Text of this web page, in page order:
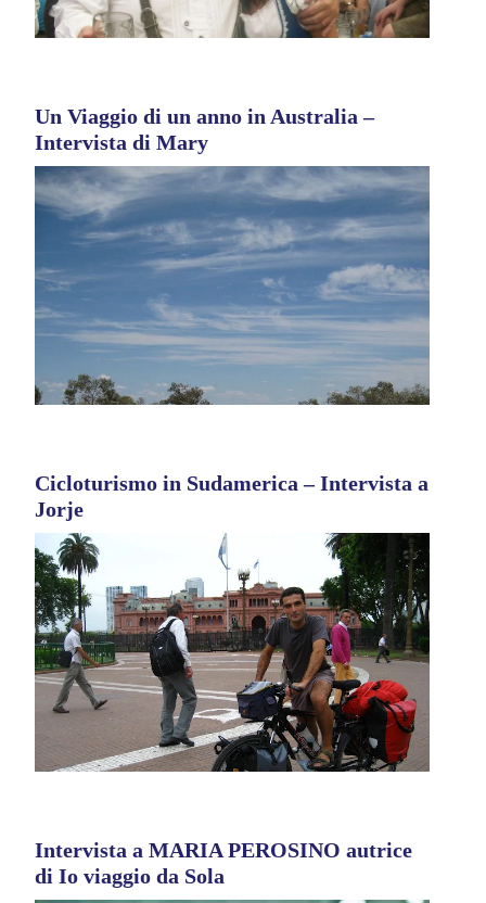
Un Viaggio di un anno in Australia –
Intervista di Mary
Cicloturismo in Sudamerica – Intervista a
Jorje
Intervista a MARIA PEROSINO autrice
di Io viaggio da Sola